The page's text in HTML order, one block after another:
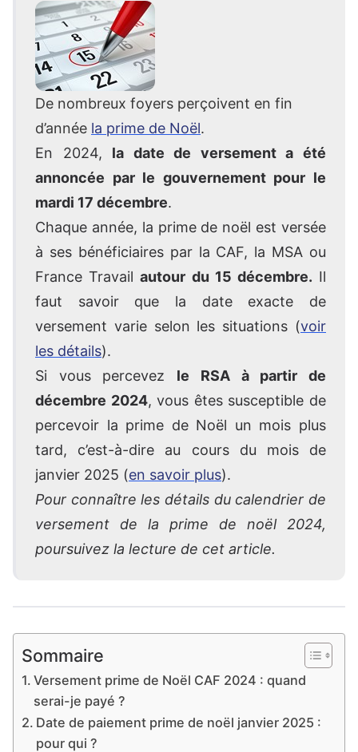
De nombreux foyers perçoivent en fin
d’année la prime de Noël.
En 2024, la date de versement a été
annoncée par le gouvernement pour le
mardi 17 décembre.
Chaque année, la prime de noël est versée
à ses bénéficiaires par la CAF, la MSA ou
France Travailautour du 15 décembre. Il
faut savoir que la date exacte de
versement varie selon les situations (voir
les détails).
Si vous percevez le RSA à partir de
décembre 2024, vous êtes susceptible de
percevoir la prime de Noël un mois plus
tard, c’est-à-dire au cours du mois de
janvier 2025 (en savoir plus).
Pour connaître les détails du calendrier de
versement de la prime de noël 2024,
poursuivez la lecture de cet article.
Sommaire
Versement prime de Noël CAF 2024 : quand
serai-je payé ?
Date de paiement prime de noël janvier 2025 :
pour qui ?